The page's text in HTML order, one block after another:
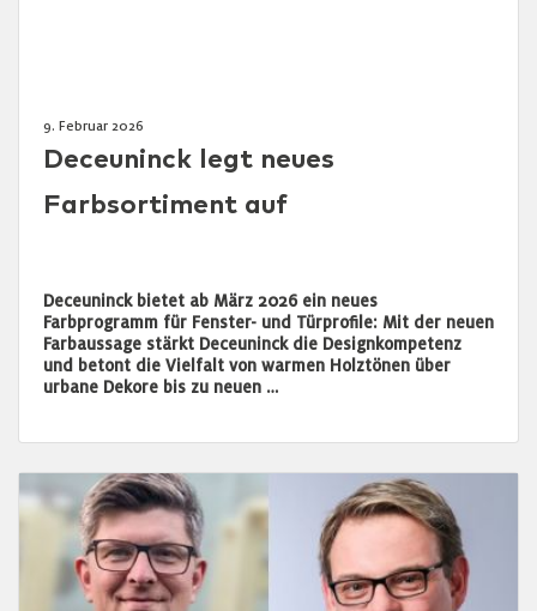
9. Februar 2026
Deceuninck legt neues
Farbsortiment auf
Deceuninck bietet ab März 2026 ein neues
Farbprogramm für Fenster- und Türprofile: Mit der neuen
Farbaussage stärkt Deceuninck die Designkompetenz
und betont die Vielfalt von warmen Holztönen über
urbane Dekore bis zu neuen …